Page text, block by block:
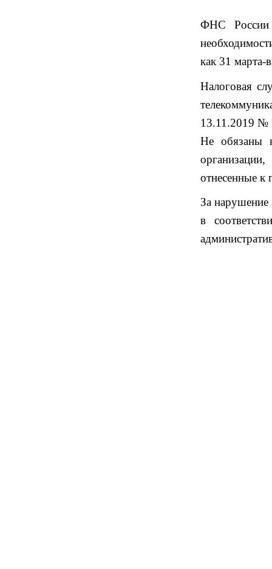
ФНС России
как 31 марта-
Налоговая
13.11.2019
Не обязаны
отнесенные к
За нарушение
в